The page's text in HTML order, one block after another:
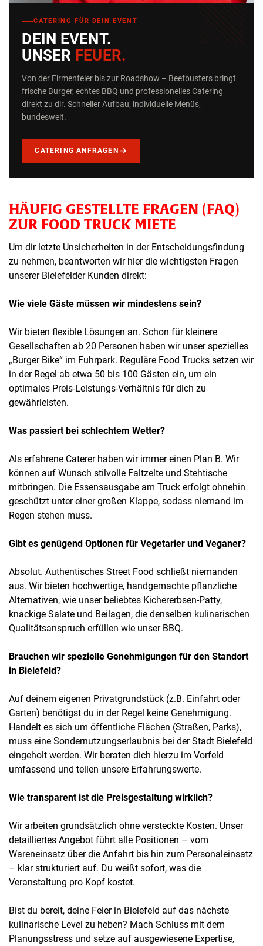
CATERING FÜR DEIN EVENT
DEIN EVENT.
UNSER FEUER.
Von der Firmenfeier bis zur Roadshow – Beefbusters bringt
frische Burger, echtes BBQ und professionelles Catering
direkt zu dir. Schneller Aufbau, individuelle Menüs,
bundesweit.
CATERING ANFRAGEN
HÄUFIG GESTELLTE FRAGEN (FAQ)
ZUR FOOD TRUCK MIETE
Um dir letzte Unsicherheiten in der Entscheidungsfindung
zu nehmen, beantworten wir hier die wichtigsten Fragen
unserer Bielefelder Kunden direkt:
Wie viele Gäste müssen wir mindestens sein?
Wir bieten flexible Lösungen an. Schon für kleinere
Gesellschaften ab 20 Personen haben wir unser spezielles
„Burger Bike“ im Fuhrpark. Reguläre Food Trucks setzen wir
in der Regel ab etwa 50 bis 100 Gästen ein, um ein
optimales Preis-Leistungs-Verhältnis für dich zu
gewährleisten.
Was passiert bei schlechtem Wetter?
Als erfahrene Caterer haben wir immer einen Plan B. Wir
können auf Wunsch stilvolle Faltzelte und Stehtische
mitbringen. Die Essensausgabe am Truck erfolgt ohnehin
geschützt unter einer großen Klappe, sodass niemand im
Regen stehen muss.
Gibt es genügend Optionen für Vegetarier und Veganer?
Absolut. Authentisches Street Food schließt niemanden
aus. Wir bieten hochwertige, handgemachte pflanzliche
Alternativen, wie unser beliebtes Kichererbsen-Patty,
knackige Salate und Beilagen, die denselben kulinarischen
Qualitätsanspruch erfüllen wie unser BBQ.
Brauchen wir spezielle Genehmigungen für den Standort
in Bielefeld?
Auf deinem eigenen Privatgrundstück (z.B. Einfahrt oder
Garten) benötigst du in der Regel keine Genehmigung.
Handelt es sich um öffentliche Flächen (Straßen, Parks),
muss eine Sondernutzungserlaubnis bei der Stadt Bielefeld
eingeholt werden. Wir beraten dich hierzu im Vorfeld
umfassend und teilen unsere Erfahrungswerte.
Wie transparent ist die Preisgestaltung wirklich?
Wir arbeiten grundsätzlich ohne versteckte Kosten. Unser
detailliertes Angebot führt alle Positionen – vom
Wareneinsatz über die Anfahrt bis hin zum Personaleinsatz
– klar strukturiert auf. Du weißt sofort, was die
Veranstaltung pro Kopf kostet.
Bist du bereit, deine Feier in Bielefeld auf das nächste
kulinarische Level zu heben? Mach Schluss mit dem
Planungsstress und setze auf ausgewiesene Expertise,